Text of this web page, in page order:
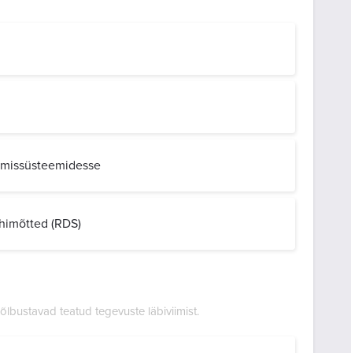
(RDS)
teatud tegevuste läbiviimist.